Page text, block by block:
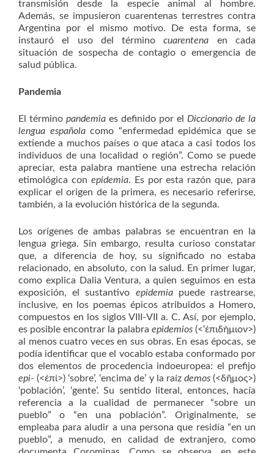
transmisión desde la especie animal al hombre.
Además, se impusieron cuarentenas terrestres contra
Argentina por el mismo motivo. De esta forma, se
instauró el uso del términocuarentena en cada
situación de sospecha de contagio o emergencia de
salud pública.
Pandemia
El término pandemia es definido por el Diccionario de la
lengua españolacomo “enfermedad epidémica que se
extiende a muchos países o que ataca a casi todos los
individuos de una localidad o región”. Como se puede
apreciar, esta palabra mantiene una estrecha relación
etimológica con epidemia. Es por esta razón que, para
explicar el origen de la primera, es necesario referirse,
también, a la evolución histórica de la segunda.
Los orígenes de ambas palabras se encuentran en la
lengua griega. Sin embargo, resulta curioso constatar
que, a diferencia de hoy, su significado no estaba
relacionado, en absoluto, con la salud. En primer lugar,
como explica Dalia Ventura, a quien seguimos en esta
exposición, el sustantivo epidemiapuede rastrearse,
inclusive, en los poemas épicos atribuidos a Homero,
compuestos en los siglos VIII-VII a. C. Así, por ejemplo,
es posible encontrar la palabra epidemios (<‘ἐπιδήμιον>)
al menos cuatro veces en sus obras. En esas épocas, se
podía identificar que el vocablo estaba conformado por
dos elementos de procedencia indoeuropea: el prefijo
epi- (<ἐπί>) ‘sobre’, ‘encima de’ y la raíz demos(<δῆμος>)
‘población’, ‘gente’. Su sentido literal, entonces, hacía
referencia a la cualidad de permanecer “sobre un
pueblo” o “en una población”. Originalmente, se
empleaba para aludir a una persona que residía “en un
pueblo”, a menudo, en calidad de extranjero, como